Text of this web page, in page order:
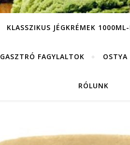
KLASSZIKUS JÉGKRÉMEK 1000ML-
GASZTRÓ FAGYLALTOK OSTYA
RÓLUNK